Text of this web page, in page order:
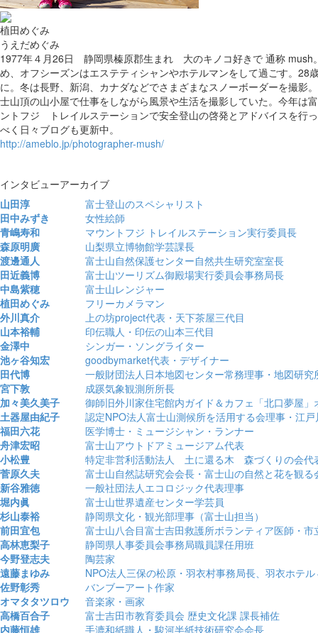
植田めぐみ
うえだめぐみ
1977年４月26日 静岡県榛原郡生まれ 大のキノコ好きで 通称 mush
め、オフシーズンはエステティシャンやホテルマンをして過ごす。28
に。冬は長野、新潟、カナダなどでさまざまなスノーボーダーを撮影
士山頂の山小屋で仕事をしながら風景や生活を撮影していた。今年は
ントフジ トレイルステーションで安全登山の啓発とアドバイスを行
べく日々ブログも更新中。
http://ameblo.jp/photographer-mush/
インタビューアーカイブ
山田淳
富士登山のスペシャリスト
田中みずき
女性絵師
青嶋寿和
マウントフジ トレイルステーション実行委員長
森原明廣
山梨県立博物館学芸課長
渡邊通人
富士山自然保護センター自然共生研究室室長
田近義博
富士山ツーリズム御殿場実行委員会事務局長
中島紫穂
富士山レンジャー
植田めぐみ
フリーカメラマン
外川真介
上の坊project代表・天下茶屋三代目
山本裕輔
印伝職人・印伝の山本三代目
金澤中
シンガー・ソングライター
池ヶ谷知宏
goodbymarket代表・デザイナー
田代博
一般財団法人日本地図センター常務理事・ 地図研究
宮下敦
成蹊気象観測所所長
加々美久美子
御師旧外川家住宅館内ガイド＆カフェ「北口夢屋」
土器屋由紀子
認定NPO法人富士山測候所を活用する会理事・ 江
福田六花
医学博士・ミュージシャン・ランナー
舟津宏昭
富士山アウトドアミュージアム代表
小松豊
特定非営利活動法人 土に還る木 森づくりの会代
菅原久夫
富士山自然誌研究会会長・富士山の自然と花を観る
新谷雅徳
一般社団法人エコロジック代表理事
堀内眞
富士山世界遺産センター学芸員
杉山泰裕
静岡県文化・観光部理事（富士山担当）
前田宜包
富士山八合目富士吉田救護所ボランティア医師・市
高林恵梨子
静岡県人事委員会事務局職員課任用班
今野登志夫
陶芸家
遠藤まゆみ
NPO法人三保の松原・羽衣村事務局長、羽衣ホテ
佐野彰秀
バンブーアート作家
オマタタツロウ
音楽家・画家
高橋百合子
富士吉田市教育委員会 歴史文化課 課長補佐
内藤恒雄
手漉和紙職人・駿河半紙技術研究会会長